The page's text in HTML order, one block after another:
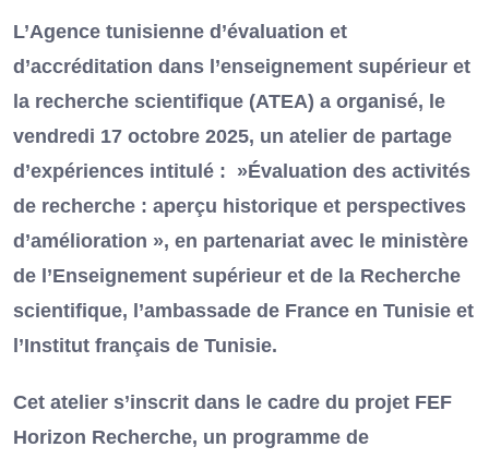
L’Agence tunisienne d’évaluation et
d’accréditation dans l’enseignement supérieur et
la recherche scientifique (ATEA) a organisé, le
vendredi 17 octobre 2025, un atelier de partage
d’expériences intitulé : »Évaluation des activités
de recherche : aperçu historique et perspectives
d’amélioration », en partenariat avec le ministère
de l’Enseignement supérieur et de la Recherche
scientifique, l’ambassade de France en Tunisie et
l’Institut français de Tunisie.
Cet atelier s’inscrit dans le cadre du projet FEF
Horizon Recherche, un programme de